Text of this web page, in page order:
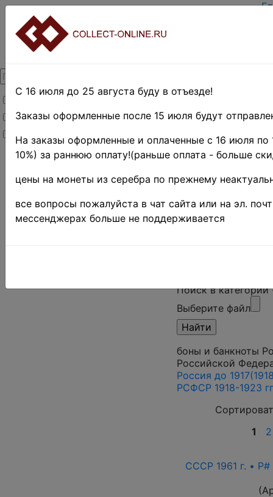
Товары со скидкой
Товары в наличии
Новинки
Главная
»
Боны и
банкноты
Россия, СССР
и РФ
Поиск в
Выберите файл
боны и банкноты
Российской
Россия до
РСФСР 1918-1923
1
2
СССР 1961 г. •
С 16 июля до 25 августа буду в отъезде!
Заказы оформленные после 15 июля будут
На заказы оформленные и оплаченные с 16 июля по
10%) за раннюю оплату!(раньше оплата - больше
цены на монеты из серебра по прежнему
все вопросы пожалуйста в чат сайта или на эл.
мессенджерах больше не поддерживается